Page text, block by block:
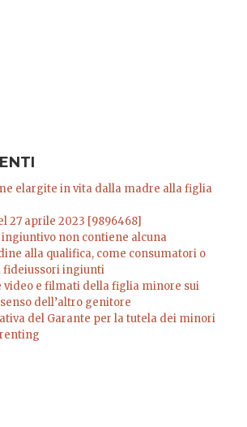
elargite in vita dalla madre alla figlia
27 aprile 2023 [9896468]
non contiene alcuna
alla qualifica, come consumatori o
fideiussori ingiunti
video e filmati della figlia minore sui
dell’altro genitore
del Garante per la tutela dei minori